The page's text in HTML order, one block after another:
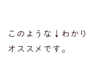
このような↓わか
オススメです。